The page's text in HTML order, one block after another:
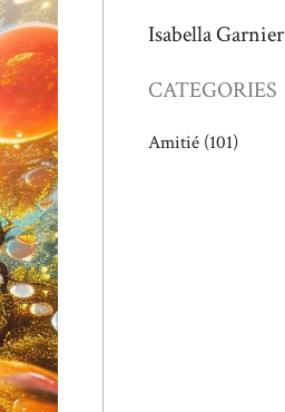
Isabella Garnier
CATEGORIES
Amitié (101)